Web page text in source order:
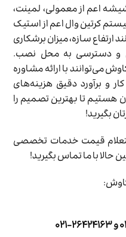
اعم از معمولی، لمینت،
کرتین وال اعم از استیک
ارتفاع سازه، میزان برشکاری
و دسترسی به محل نصب.
می‌توانند با ارائه مشاوره
و برآورد دقیق هزینه‌های
هستیم تا بهترین تصمیم را
بگیرید!
قیمت خدمات تخصصی
حالا با ما تماس بگیرید!